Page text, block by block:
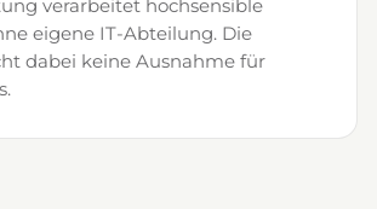
verarbeitet hochsensible
eigene IT-Abteilung. Die
dabei keine Ausnahme für